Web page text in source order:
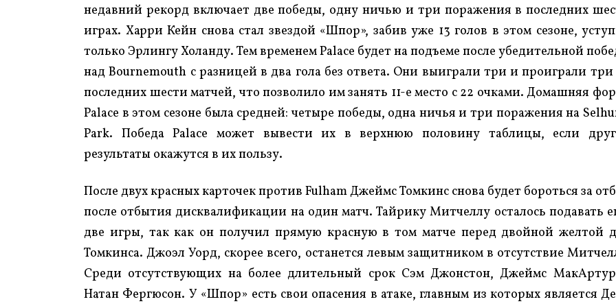
недавний рекорд включает две победы, одну ничью и три поражения в последних
играх. Харри Кейн снова стал звездой «Шпор», забив уже 13 голов в этом сезоне,
только Эрлингу Холанду. Тем временем Palace будет на подъеме после убедительной
над Bournemouth с разницей в два гола без ответа. Они выиграли три и проиграли три
последних шести матчей, что позволило им занять 11-е место с 22 очками. Домашняя
Palace в этом сезоне была средней: четыре победы, одна ничья и три поражения на
Park. Победа Palace может вывести их в верхнюю половину таблицы, если
результаты окажутся в их пользу.
После двух красных карточек против Fulham Джеймс Томкинс снова будет бороться за
после отбытия дисквалификации на один матч. Тайрику Митчеллу осталось подавать
две игры, так как он получил прямую красную в том матче перед двойной желтой
Томкинса. Джоэл Уорд, скорее всего, останется левым защитником в отсутствие
Среди отсутствующих на более длительный срок Сэм Джонстон, Джеймс
Натан Фергюсон. У «Шпор» есть свои опасения в атаке, главным из которых является